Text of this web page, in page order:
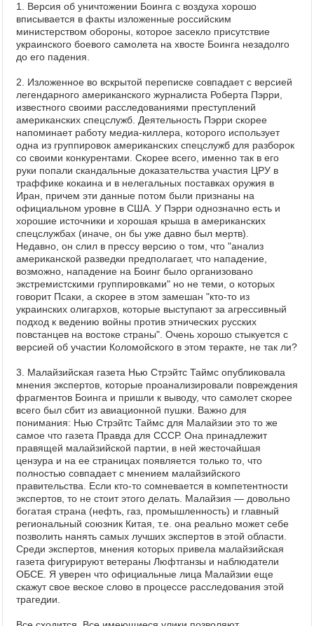
1. Версия об уничтожении Боинга с воздуха хорошо
вписывается в факты изложенные российским
министерством обороны, которое засекло присутствие
украинского боевого самолета на хвосте Боинга незадолго
до его падения.
2. Изложенное во вскрытой переписке совпадает с версией
легендарного американского журналиста Роберта Пэрри,
известного своими расследованиями преступлений
американских спецслужб. Деятельность Пэрри скорее
напоминает работу медиа-киллера, которого использует
одна из группировок американских спецслужб для разборок
со своими конкурентами. Скорее всего, именно так в его
руки попали скандальные доказательства участия ЦРУ в
траффике кокаина и в нелегальных поставках оружия в
Иран, причем эти данные потом были признаны на
официальном уровне в США. У Пэрри однозначно есть и
хорошие источники и хорошая крыша в американских
спецслужбах (иначе, он бы уже давно был мертв).
Недавно, он слил в прессу версию о том, что "анализ
американской разведки предполагает, что нападение,
возможно, нападение на Боинг было организовано
экстремистскими группировками" но не теми, о которых
говорит Псаки, а скорее в этом замешан "кто-то из
украинских олигархов, которые выступают за агрессивный
подход к ведению войны против этнических русских
повстанцев на востоке страны". Очень хорошо стыкуется с
версией об участии Коломойского в этом теракте, не так ли?
3. Малайзийская газета Нью Стрэйтс Таймс опубликовала
мнения экспертов, которые проанализировали повреждения
фрагментов Боинга и пришли к выводу, что самолет скорее
всего был сбит из авиационной пушки. Важно для
понимания: Нью Стрэйтс Таймс для Малайзии это то же
самое что газета Правда для СССР. Она принадлежит
правящей малайзийской партии, в ней жесточайшая
цензура и на ее страницах появляется только то, что
полностью совпадает с мнением малайзийского
правительства. Если кто-то сомневается в компетентности
экспертов, то не стоит этого делать. Малайзия — довольно
богатая страна (нефть, газ, промышленность) и главный
региональный союзник Китая, т.е. она реально может себе
позволить нанять самых лучших экспертов в этой области.
Среди экспертов, мнения которых привела малайзийская
газета фигурируют ветераны Люфтганзы и наблюдатели
ОБСЕ. Я уверен что официальные лица Малайзии еще
скажут свое веское слово в процессе расследования этой
трагедии.